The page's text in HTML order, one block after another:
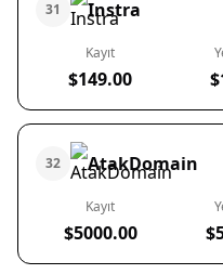
31 Instra
Kayıt
$149.00
32 AtakDomain
Kayıt
$5000.00